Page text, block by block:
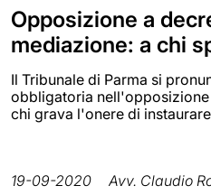
Opposizione a
mediazione: a chi
Il Tribunale di Parma si
obbligatoria
chi grava l'onere di
19-09-2020 Avv. Claudio